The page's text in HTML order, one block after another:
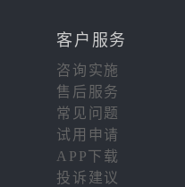
客户服务
咨询实施
售后服务
常见问题
试用申请
APP下载
投诉建议